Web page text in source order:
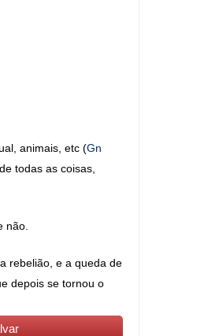
animais, etc (Gn
todas as coisas,
não.
rebelião, e a queda de
depois se tornou o